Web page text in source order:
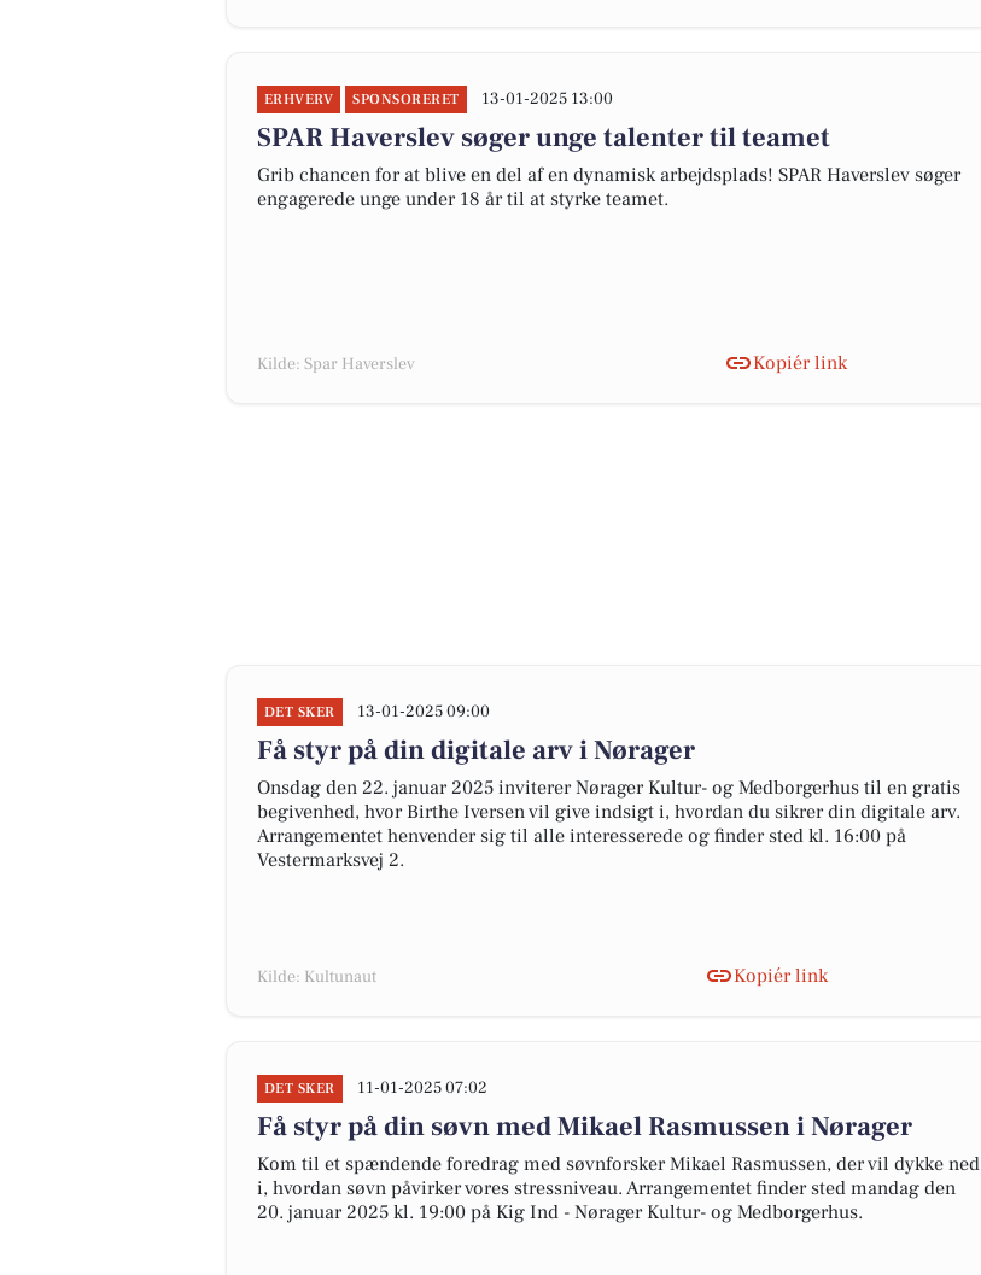
ERHVERV SPONSORERET 13-01-2025 13:00
SPAR Haverslev søger unge talenter til teamet
Grib chancen for at blive en del af en dynamisk arbejdsplads! SPAR Haverslev søger
engagerede unge under 18 år til at styrke teamet.
Kilde: Spar Haverslev Kopiér link
DET SKER 13-01-2025 09:00
Få styr på din digitale arv i Nørager
Onsdag den 22. januar 2025 inviterer Nørager Kultur- og Medborgerhus til en gratis
begivenhed, hvor Birthe Iversen vil give indsigt i, hvordan du sikrer din digitale arv.
Arrangementet henvender sig til alle interesserede og finder sted kl. 16:00 på
Vestermarksvej 2.
Kilde: Kultunaut Kopiér link
DET SKER 11-01-2025 07:02
Få styr på din søvn med Mikael Rasmussen i Nørager
Kom til et spændende foredrag med søvnforsker Mikael Rasmussen, der vil dykke ned
i, hvordan søvn påvirker vores stressniveau. Arrangementet finder sted mandag den
20. januar 2025 kl. 19:00 på Kig Ind - Nørager Kultur- og Medborgerhus.